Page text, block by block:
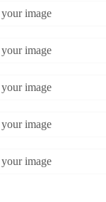
image
image
image
image
image